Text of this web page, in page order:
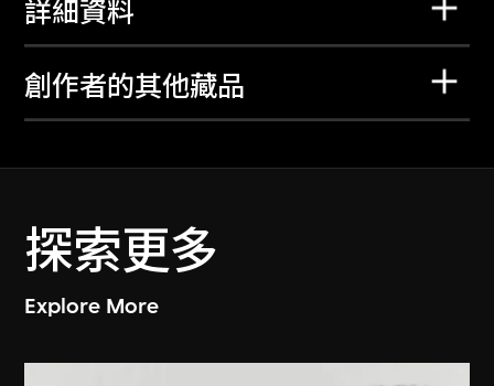
詳細資料
創作者的其他藏品
探索更多
Explore More